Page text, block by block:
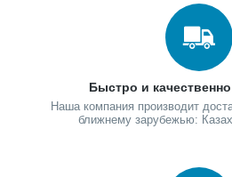
Быстро и
Наша компания производит
ближнему зарубежью: